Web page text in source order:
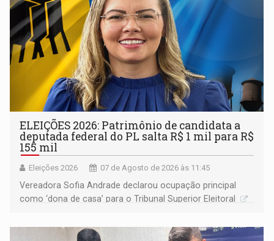
ELEIÇÕES 2026: Patrimônio de candidata a
deputada federal do PL salta R$ 1 mil para R$
155 mil
Eleições 2026 07 de Agosto de 2026 às 11:45
Vereadora Sofia Andrade declarou ocupação principal
como ‘dona de casa’ para o Tribunal Superior Eleitoral